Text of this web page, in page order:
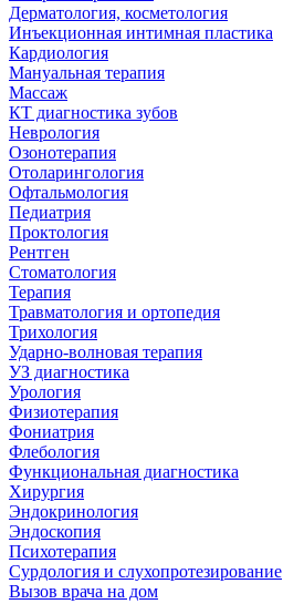
Дерматология, косметология
Инъекционная интимная пластика
Кардиология
Мануальная терапия
Массаж
КТ диагностика зубов
Неврология
Озонотерапия
Отоларингология
Офтальмология
Педиатрия
Проктология
Рентген
Стоматология
Терапия
Травматология и ортопедия
Трихология
Ударно-волновая терапия
УЗ диагностика
Урология
Физиотерапия
Фониатрия
Флебология
Функциональная диагностика
Хирургия
Эндокринология
Эндоскопия
Психотерапия
Сурдология и слухопротезирование
Вызов врача на дом